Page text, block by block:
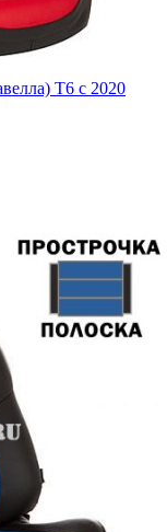
Т6 с 2020